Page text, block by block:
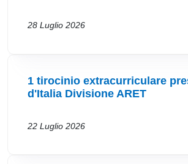
28 Luglio 2026
1 tirocinio extracurriculare
d'Italia Divisione ARET
22 Luglio 2026